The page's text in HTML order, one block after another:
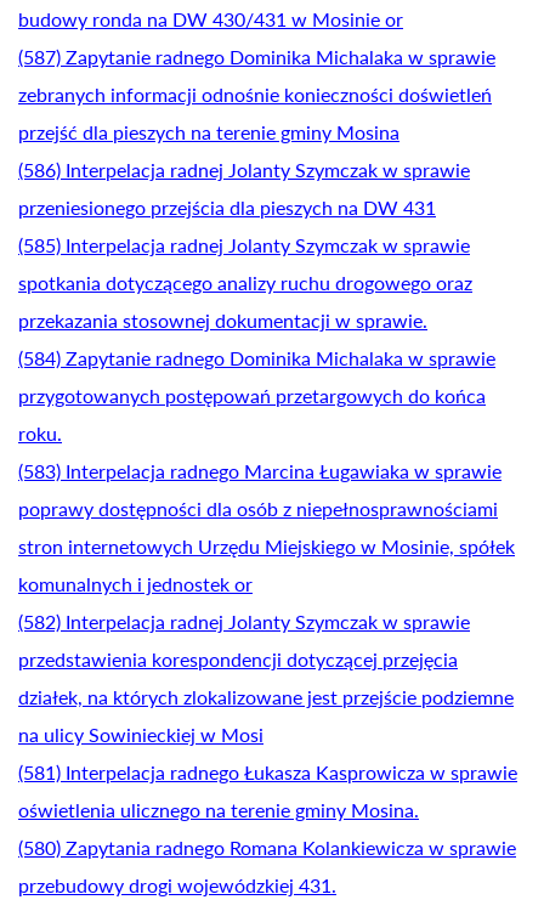
budowy ronda na DW 430/431 w Mosinie or
(587) Zapytanie radnego Dominika Michalaka w sprawie
zebranych informacji odnośnie konieczności doświetleń
przejść dla pieszych na terenie gminy Mosina
(586) Interpelacja radnej Jolanty Szymczak w sprawie
przeniesionego przejścia dla pieszych na DW 431
(585) Interpelacja radnej Jolanty Szymczak w sprawie
spotkania dotyczącego analizy ruchu drogowego oraz
przekazania stosownej dokumentacji w sprawie.
(584) Zapytanie radnego Dominika Michalaka w sprawie
przygotowanych postępowań przetargowych do końca
roku.
(583) Interpelacja radnego Marcina Ługawiaka w sprawie
poprawy dostępności dla osób z niepełnosprawnościami
stron internetowych Urzędu Miejskiego w Mosinie, spółek
komunalnych i jednostek or
(582) Interpelacja radnej Jolanty Szymczak w sprawie
przedstawienia korespondencji dotyczącej przejęcia
działek, na których zlokalizowane jest przejście podziemne
na ulicy Sowinieckiej w Mosi
(581) Interpelacja radnego Łukasza Kasprowicza w sprawie
oświetlenia ulicznego na terenie gminy Mosina.
(580) Zapytania radnego Romana Kolankiewicza w sprawie
przebudowy drogi wojewódzkiej 431.